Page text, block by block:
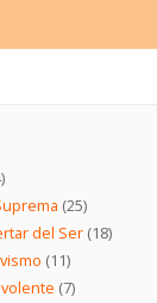
(25)
del Ser(18)
(11)
(7)